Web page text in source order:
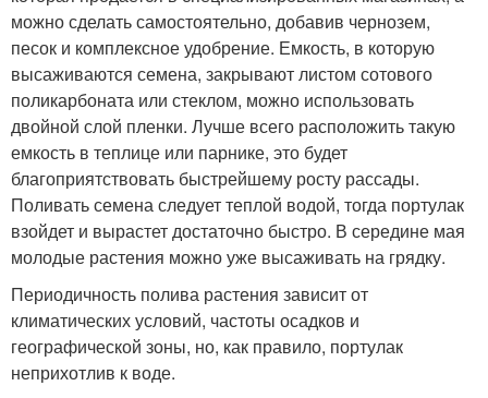
можно сделать самостоятельно, добавив чернозем,
песок и комплексное удобрение. Емкость, в которую
высаживаются семена, закрывают листом сотового
поликарбоната или стеклом, можно использовать
двойной слой пленки. Лучше всего расположить такую
емкость в теплице или парнике, это будет
благоприятствовать быстрейшему росту рассады.
Поливать семена следует теплой водой, тогда портулак
взойдет и вырастет достаточно быстро. В середине мая
молодые растения можно уже высаживать на грядку.
Периодичность полива растения зависит от
климатических условий, частоты осадков и
географической зоны, но, как правило, портулак
неприхотлив к воде.